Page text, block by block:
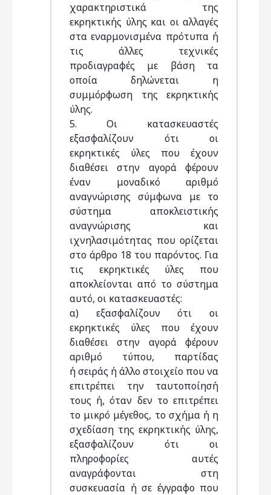
χαρακτηριστικά της
εκρηκτικής ύλης και οι αλλαγές
στα εναρμονισμένα πρότυπα ή
τις άλλες τεχνικές
προδιαγραφές με βάση τα
οποία δηλώνεται η
συμμόρφωση της εκρηκτικής
ύλης.
5. Οι κατασκευαστές
εξασφαλίζουν ότι οι
εκρηκτικές ύλες που έχουν
διαθέσει στην αγορά φέρουν
έναν μοναδικό αριθμό
αναγνώρισης σύμφωνα με το
σύστημα αποκλειστικής
αναγνώρισης και
ιχνηλασιμότητας που ορίζεται
στο άρθρο 18 του παρόντος. Για
τις εκρηκτικές ύλες που
αποκλείονται από το σύστημα
αυτό, οι κατασκευαστές:
α) εξασφαλίζουν ότι οι
εκρηκτικές ύλες που έχουν
διαθέσει στην αγορά φέρουν
αριθμό τύπου, παρτίδας
ή σειράς ή άλλο στοιχείο που να
επιτρέπει την ταυτοποίησή
τους ή, όταν δεν το επιτρέπει
το μικρό μέγεθος, το σχήμα ή η
σχεδίαση της εκρηκτικής ύλης,
εξασφαλίζουν ότι οι
πληροφορίες αυτές
αναγράφονται στη
συσκευασία ή σε έγγραφο που